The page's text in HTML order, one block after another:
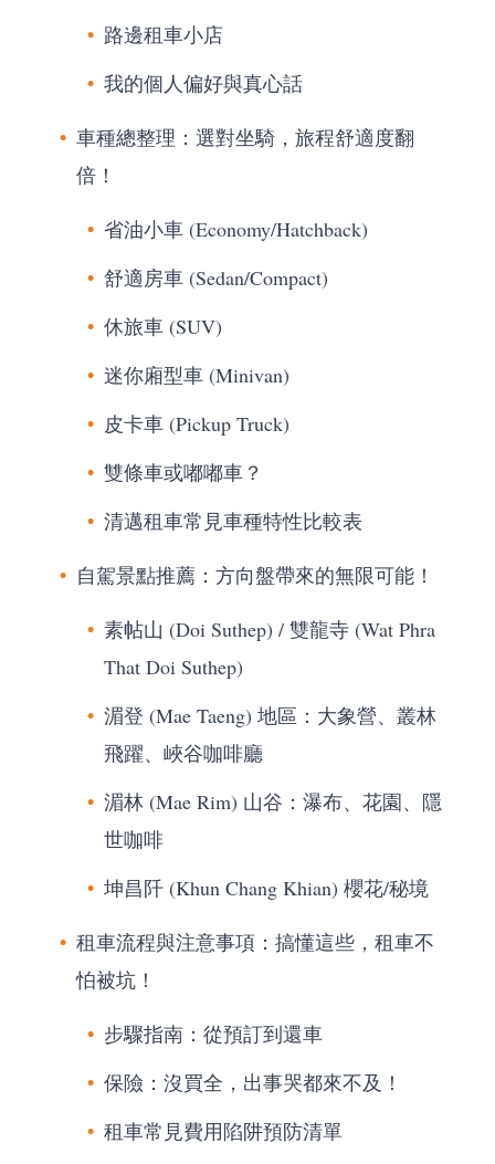
路邊租車小店
我的個人偏好與真心話
車種總整理：選對坐騎，旅程舒適度翻
倍！
省油小車 (Economy/Hatchback)
舒適房車 (Sedan/Compact)
休旅車 (SUV)
迷你廂型車 (Minivan)
皮卡車 (Pickup Truck)
雙條車或嘟嘟車？
清邁租車常見車種特性比較表
自駕景點推薦：方向盤帶來的無限可能！
素帖山 (Doi Suthep) / 雙龍寺 (Wat Phra
That Doi Suthep)
湄登 (Mae Taeng) 地區：大象營、叢林
飛躍、峽谷咖啡廳
湄林 (Mae Rim) 山谷：瀑布、花園、隱
世咖啡
坤昌阡 (Khun Chang Khian) 櫻花/秘境
租車流程與注意事項：搞懂這些，租車不
怕被坑！
步驟指南：從預訂到還車
保險：沒買全，出事哭都來不及！
租車常見費用陷阱預防清單